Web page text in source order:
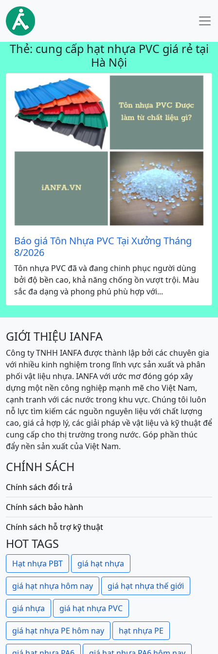
Thẻ: cung cấp hạt nhựa PVC giá rẻ tại
Hà Nội
Báo giá Tôn Nhựa PVC Tại Xưởng Tháng
8/2026
Tôn nhựa PVC đã và đang chinh phục người dùng
bởi độ bền cao, khả năng chống ồn vượt trội. Màu
sắc đa dạng và phong phú phù hợp với...
GIỚI THIỆU IANFA
Công ty TNHH IANFA được thành lập bởi các chuyên gia
với nhiều kinh nghiệm trong lĩnh vực sản xuất và phân
phối vật liệu nhựa. IANFA với ước mơ đóng góp xây
dựng một nền công nghiệp mạnh mẽ cho Việt Nam,
cạnh tranh với các nước trong khu vực. Chúng tôi luôn
nỗ lực tìm kiếm các nguồn nguyên liệu với chất lượng
cao, giá cả hợp lý, các giải pháp về vật liệu và kỹ thuật để
cung cấp cho thị trường trong nước. Góp phần thúc
đẩy nền sản xuất của Việt Nam.
CHÍNH SÁCH
Chính sách đổi trả
Chính sách bảo hành
Chính sách hỗ trợ kỹ thuật
HOT TAGS
Hạt nhựa PBT giá hạt nhựa
giá hạt nhựa hôm nay giá hạt nhựa thế giới
giá nhựa giá hạt nhựa PVC
giá hạt nhựa PE hôm nay hạt nhựa PE